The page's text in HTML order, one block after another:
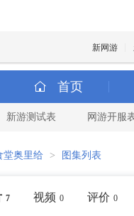
新网游
首页
新游测试表 网游开服
堂奥里给 > 图集列表
7 视频 0 评价 0